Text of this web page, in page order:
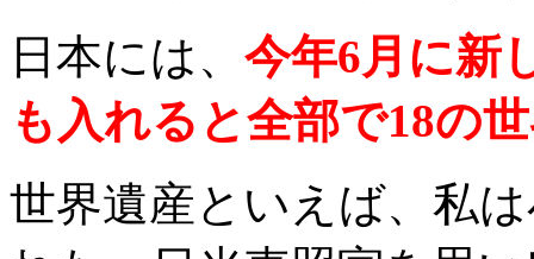
日本には、 今年6月に新
も入れると全部で18の
世界遺産といえば、私